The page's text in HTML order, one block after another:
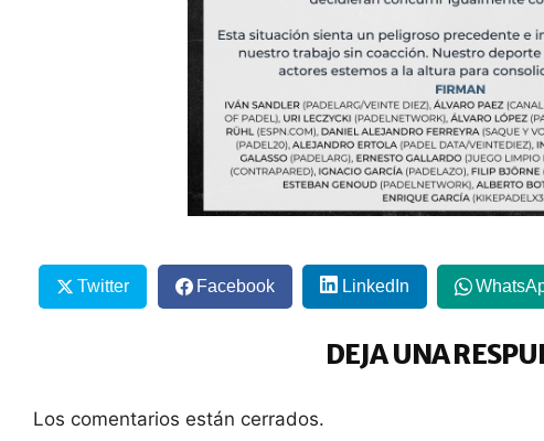
Twitter Facebook LinkedIn
DEJA UNA
Los comentarios están cerrados.